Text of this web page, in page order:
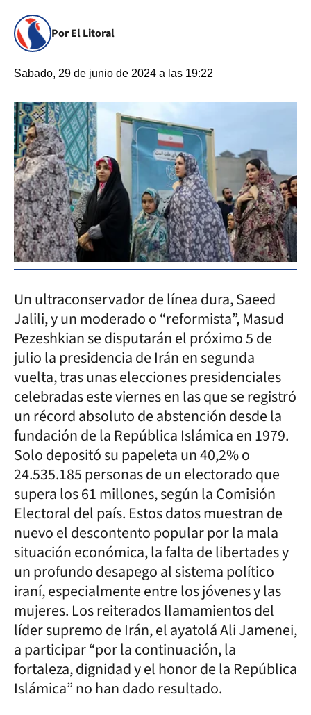
Por El Litoral
Sabado, 29 de junio de 2024 a las 19:22
Un ultraconservador de línea dura, Saeed
Jalili, y un moderado o “reformista”, Masud
Pezeshkian se disputarán el próximo 5 de
julio la presidencia de Irán en segunda
vuelta, tras unas elecciones presidenciales
celebradas este viernes en las que se registró
un récord absoluto de abstención desde la
fundación de la República Islámica en 1979.
Solo depositó su papeleta un 40,2% o
24.535.185 personas de un electorado que
supera los 61 millones, según la Comisión
Electoral del país. Estos datos muestran de
nuevo el descontento popular por la mala
situación económica, la falta de libertades y
un profundo desapego al sistema político
iraní, especialmente entre los jóvenes y las
mujeres. Los reiterados llamamientos del
líder supremo de Irán, el ayatolá Ali Jamenei,
a participar “por la continuación, la
fortaleza, dignidad y el honor de la República
Islámica” no han dado resultado.